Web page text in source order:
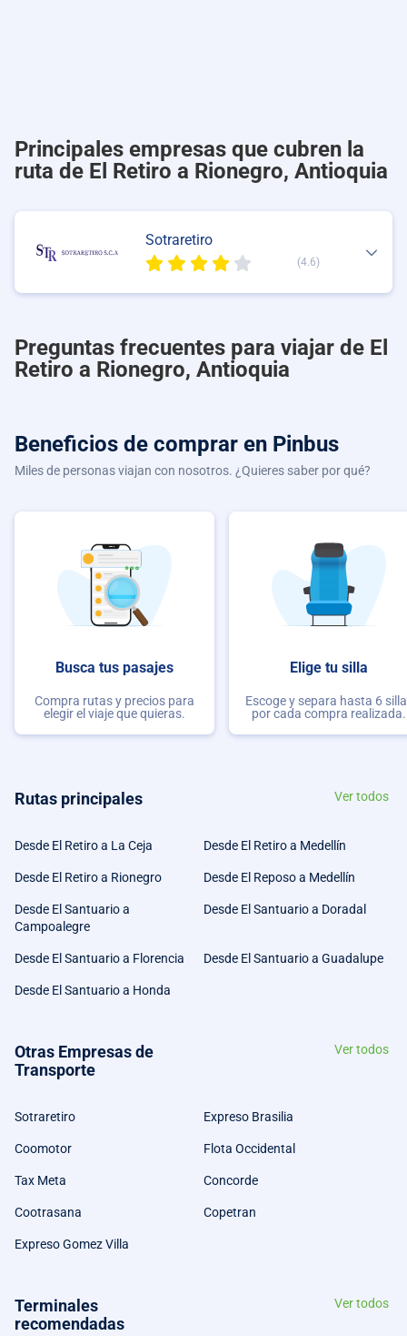
Principales empresas que cubren la
ruta de El Retiro a Rionegro, Antioquia
Sotraretiro
(4.6)
Preguntas frecuentes para viajar de El
Retiro a Rionegro, Antioquia
Beneficios de comprar en Pinbus
Miles de personas viajan con nosotros. ¿Quieres saber por qué?
Busca tus pasajes
Compra rutas y precios para
elegir el viaje que quieras.
Elige tu silla
Escoge y separa hasta 6
por cada compra realizada.
Rutas principales Ver todos
Desde El Retiro a La Ceja Desde El Retiro a Medellín
Desde El Retiro a Rionegro Desde El Reposo a Medellín
Desde El Santuario a
Campoalegre
Desde El Santuario a Doradal
Desde El Santuario a Florencia Desde El Santuario a Guadalupe
Desde El Santuario a Honda
Otras Empresas de
Transporte
Ver todos
Sotraretiro Expreso Brasilia
Coomotor Flota Occidental
Tax Meta Concorde
Cootrasana Copetran
Expreso Gomez Villa
Terminales
recomendadas
Ver todos